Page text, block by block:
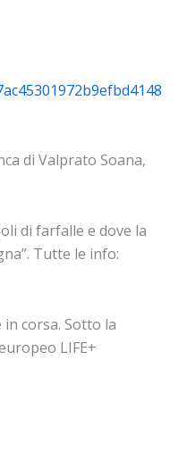
di Valprato Soana,
di farfalle e dove la
Tutte le info:
corsa. Sotto la
LIFE+